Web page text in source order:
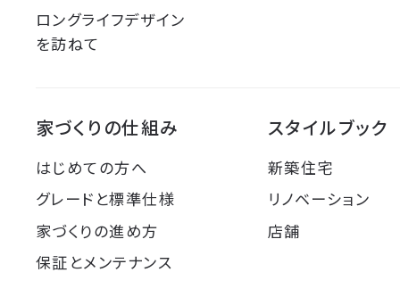
ロングライフデザイン
を訪ねて
家づくりの仕組み
はじめての方へ
グレードと標準仕様
家づくりの進め方
保証とメンテナンス
スタイルブック
新築住宅
リノベーション
店舗